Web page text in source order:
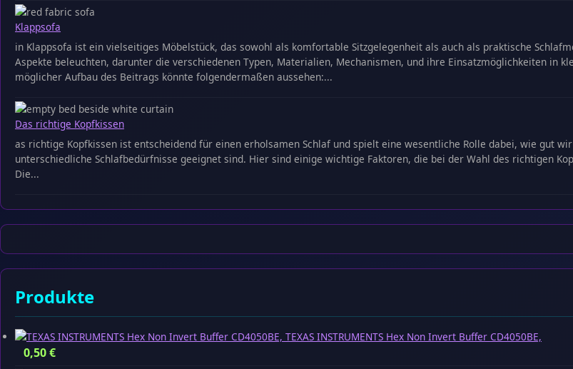
Klappsofa
in Klappsofa ist ein vielseitiges Möbelstück, das sowohl als komfortable Sitzgelegenheit als auch als praktische
Aspekte beleuchten, darunter die verschiedenen Typen, Materialien, Mechanismen, und ihre Einsatzmöglichkeiten in
möglicher Aufbau des Beitrags könnte folgendermaßen aussehen:...
Das richtige Kopfkissen
as richtige Kopfkissen ist entscheidend für einen erholsamen Schlaf und spielt eine wesentliche Rolle dabei, wie gut
unterschiedliche Schlafbedürfnisse geeignet sind. Hier sind einige wichtige Faktoren, die bei der Wahl des richtigen
Die...
Produkte
TEXAS INSTRUMENTS Hex Non Invert Buffer CD4050BE,
0,50€